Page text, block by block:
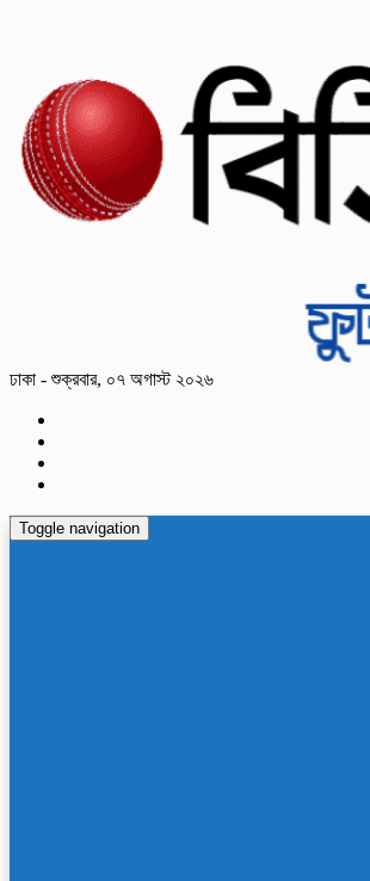
ঢাকা - শুক্রবার, ০৭ অগাস্ট ২০২৬
Toggle navigation